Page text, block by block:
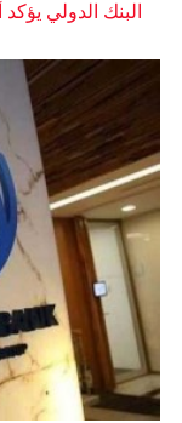
البنك الدولي